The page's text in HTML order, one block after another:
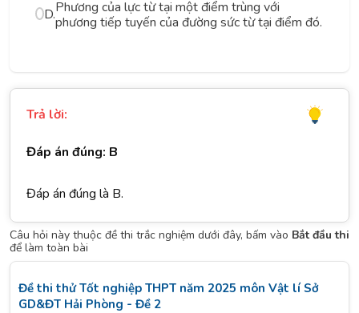
D.Phương của lực từ tại một điểm trùng với
phương tiếp tuyến của đường sức từ tại điểm đó.
Trả lời:
Đáp án đúng: B
Đáp án đúng là B.
Câu hỏi này thuộc đề thi trắc nghiệm dưới đây, bấm vào Bắt đầu thi
để làm toàn bài
Đề thi thử Tốt nghiệp THPT năm 2025 môn Vật lí Sở
GD&ĐT Hải Phòng - Đề 2